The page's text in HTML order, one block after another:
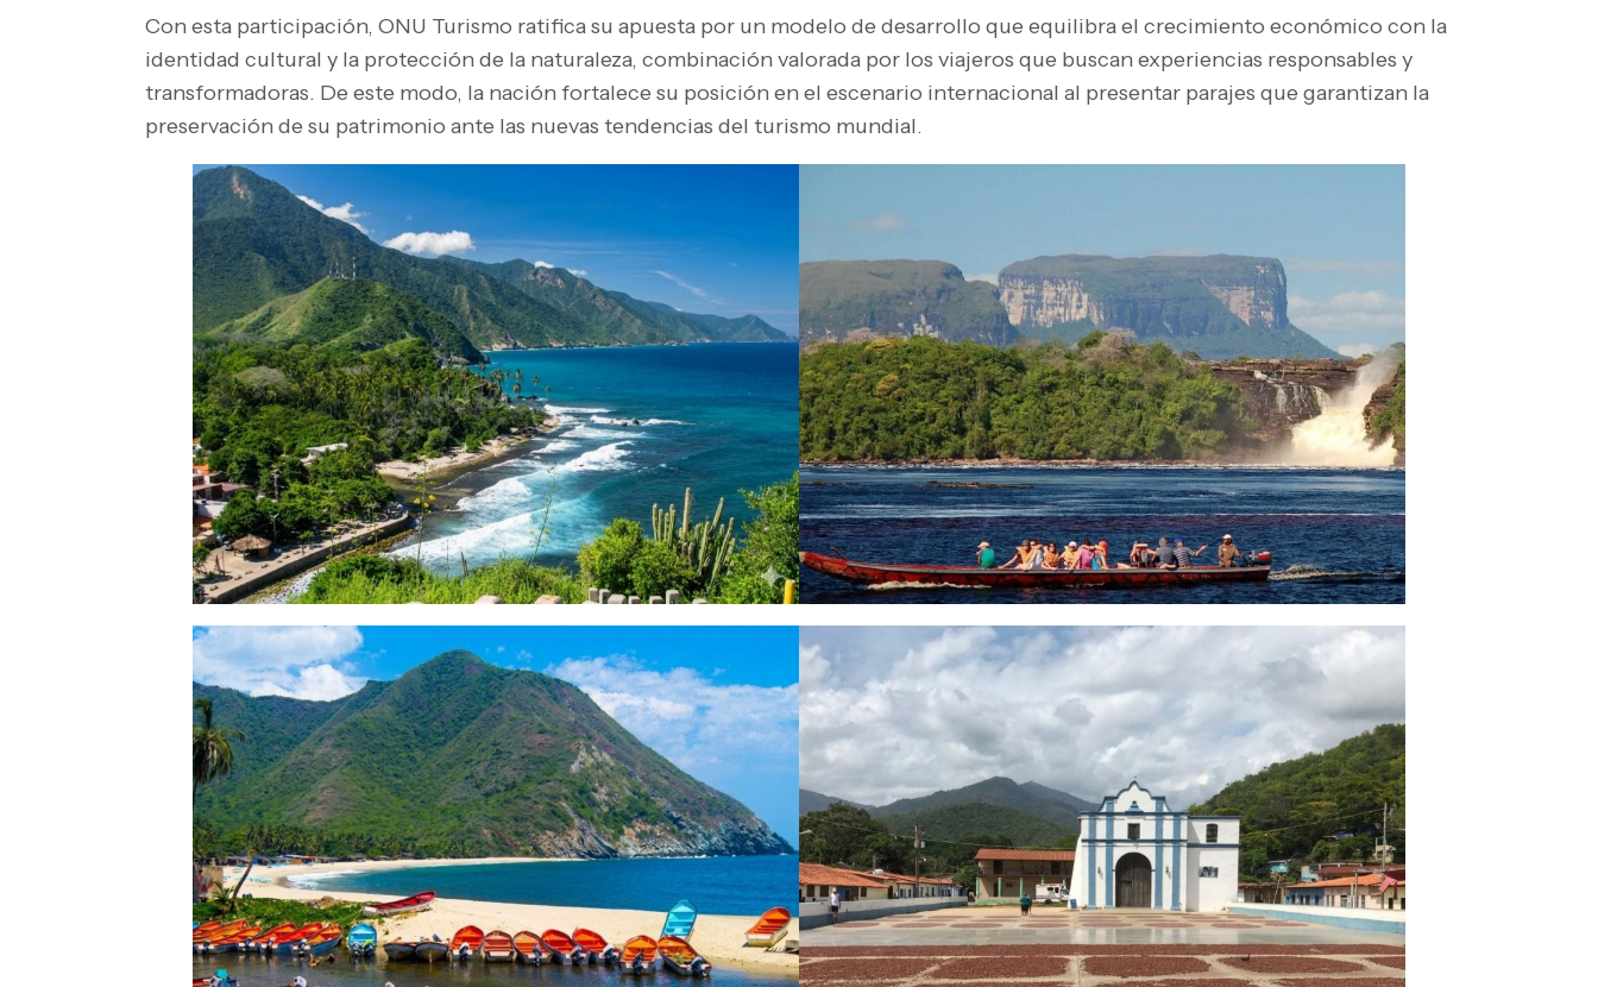
Con esta participación, ONU Turismo ratifica su apuesta por un modelo de desarrollo que equilibra el crecimiento económico con la
identidad cultural y la protección de la naturaleza, combinación valorada por los viajeros que buscan experiencias responsables y
transformadoras. De este modo, la nación fortalece su posición en el escenario internacional al presentar parajes que garantizan la
preservación de su patrimonio ante las nuevas tendencias del turismo mundial.